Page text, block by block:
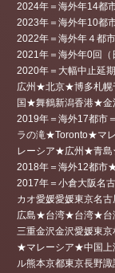
2024年＝海外年14
2023年＝海外年10
2022年＝海外年４都
2021年＝海外年0回（
2020年＝大幅中止延
広州★北京★博多札
国★舞鶴新潟香港★金
2019年＝海外17都
ラの滝★Toronto★マ
レーシア★広州★青
2018年＝海外12
2017年＝小倉大阪名
カオ愛媛愛媛東京名
広島★台湾★台湾★台
三重金沢金沢愛媛東
★マレーシア★中国上
ル熊本京都東京長野